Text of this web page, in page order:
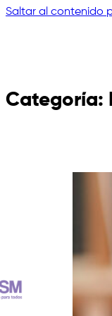
Saltar al contenido
Categoría: